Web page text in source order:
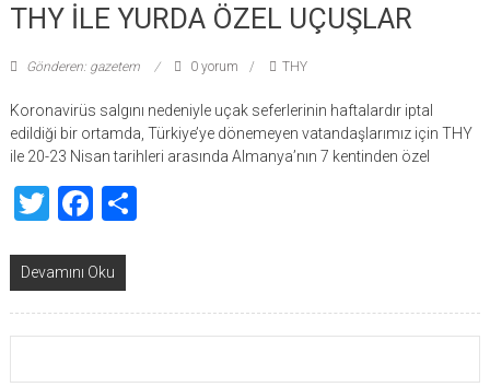
THY İLE YURDA ÖZEL UÇUŞLAR
Gönderen: gazetem 0 yorum THY
Koronavirüs salgını nedeniyle uçak seferlerinin haftalardır iptal
edildiği bir ortamda, Türkiye’ye dönemeyen vatandaşlarımız için THY
ile 20-23 Nisan tarihleri arasında Almanya’nın 7 kentinden özel
TwitterFacebook
Share
Devamını Oku